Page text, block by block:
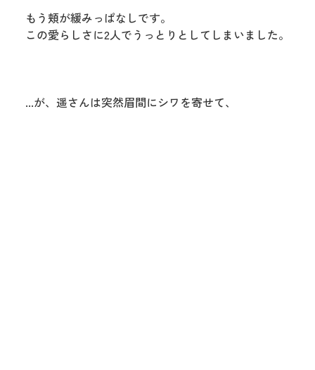
もう頬が緩みっぱなしです。
この愛らしさに2人でうっとりとしてしまいました。
...が、遥さんは突然眉間にシワを寄せて、